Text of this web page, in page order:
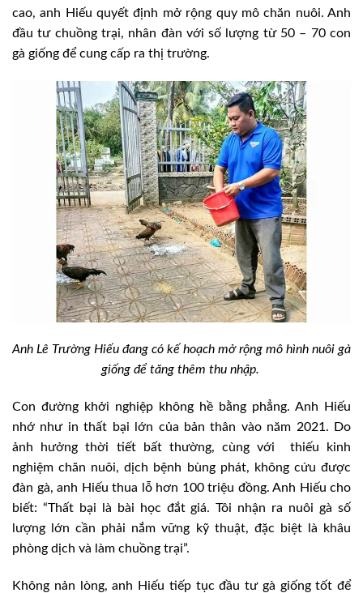
cao, anh Hiếu quyết định mở rộng quy mô chăn nuôi. Anh
đầu tư chuồng trại, nhân đàn với số lượng từ 50 – 70 con
gà giống để cung cấp ra thị trường.
Anh Lê Trường Hiếu đang có kế hoạch mở rộng mô hình nuôi gà
giống để tăng thêm thu nhập.
Con đường khởi nghiệp không hề bằng phẳng. Anh Hiếu
nhớ như in thất bại lớn của bản thân vào năm 2021. Do
ảnh hưởng thời tiết bất thường, cùng với thiếu kinh
nghiệm chăn nuôi, dịch bệnh bùng phát, không cứu được
đàn gà, anh Hiếu thua lỗ hơn 100 triệu đồng. Anh Hiếu cho
biết: “Thất bại là bài học đắt giá. Tôi nhận ra nuôi gà số
lượng lớn cần phải nắm vững kỹ thuật, đặc biệt là khâu
phòng dịch và làm chuồng trại”.
Không nản lòng, anh Hiếu tiếp tục đầu tư gà giống tốt để